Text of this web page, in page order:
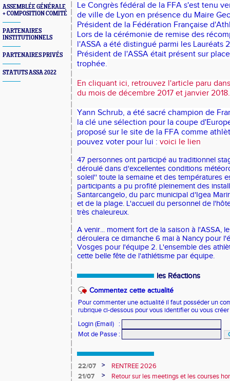
ASSEMBLÉE GÉNÉRALE
+ COMPOSITION COMITÉ
PARTENAIRES
INSTITUTIONNELS
PARTENAIRES PRIVÉS
STATUTS ASSA 2022
Le Congrès fédéral de la FFA s'est tenu
de ville de Lyon en présence du Maire
Président de la Fédération Française
Lors de la cérémonie de remise des
l'ASSA a été distingué parmi les Lauréats
Président de l'ASSA était présent sur
trophée.
En cliquant ici, retrouvez l'article paru
du mois de décembre 2017 et janvier 2018.
Yann Schrub, a été sacré champion de
la clé une sélection pour la coupe
proposé sur le site de la FFA comme
pouvez voter pour lui : voici le lien
47 personnes ont participé au traditionnel
déroulé dans d'excellentes conditions
soleil'' toute la semaine et des températures
participants a pu profité pleinement des
Santarcangelo, du parc municipal d'Igea
et de la plage. L'accueil du personnel de
très chaleureux.
A venir... moment fort de la saison à l'ASSA,
déroulera ce dimanche 6 mai à Nancy pour
Vosges pour l'équipe 2. L'ensemble des
cette belle fête de l'athlétisme par équipe.
les Réactions
Commentez cette actualité
Pour commenter une actualité il faut posséder un
rubrique ci-dessous pour vous identifier ou vous
Login (Email)
:
Mot de Passe :
22/07 >
RENTREE 2026
21/07
>
Retour sur les meetings et les courses